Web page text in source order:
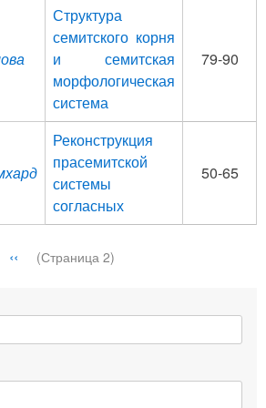
Структура
семитского корня
и семитская
морфологическая
система
79-90
Реконструкция
прасемитской
системы
согласных
50-65
←
‹‹ (Страница 2)